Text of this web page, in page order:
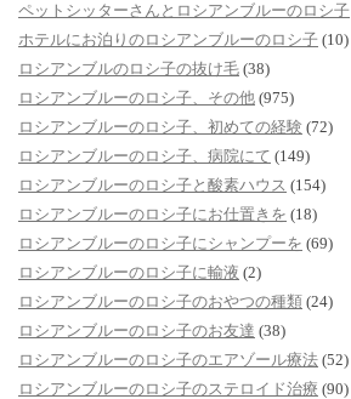
ペットシッターさんとロシアンブルーのロシ子
ホテルにお泊りのロシアンブルーのロシ子 (10)
ロシアンブルのロシ子の抜け毛 (38)
ロシアンブルーのロシ子、その他 (975)
ロシアンブルーのロシ子、初めての経験 (72)
ロシアンブルーのロシ子、病院にて (149)
ロシアンブルーのロシ子と酸素ハウス (154)
ロシアンブルーのロシ子にお仕置きを (18)
ロシアンブルーのロシ子にシャンプーを (69)
ロシアンブルーのロシ子に輸液 (2)
ロシアンブルーのロシ子のおやつの種類 (24)
ロシアンブルーのロシ子のお友達 (38)
ロシアンブルーのロシ子のエアゾール療法 (52)
ロシアンブルーのロシ子のステロイド治療 (90)